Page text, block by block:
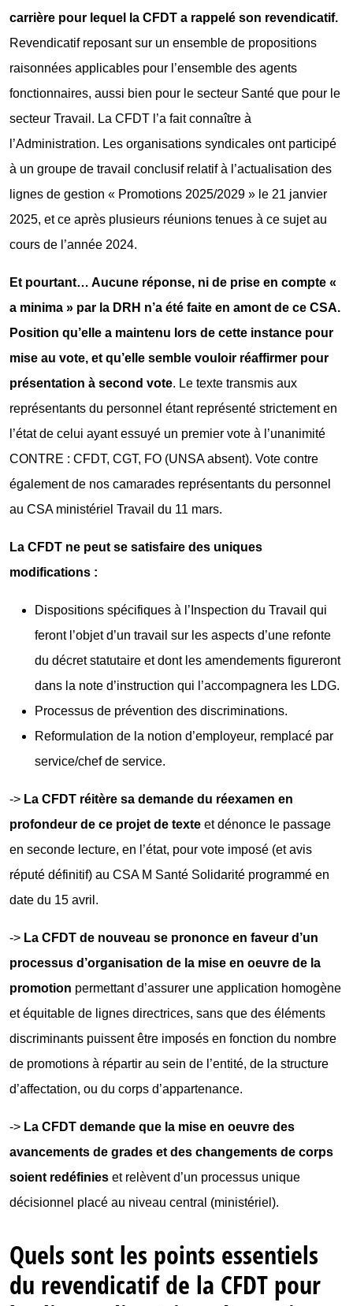
carrière pour lequel la CFDT a rappelé son revendicatif.
Revendicatif reposant sur un ensemble de propositions
raisonnées applicables pour l’ensemble des agents
fonctionnaires, aussi bien pour le secteur Santé que pour le
secteur Travail. La CFDT l’a fait connaître à
l’Administration. Les organisations syndicales ont participé
à un groupe de travail conclusif relatif à l’actualisation des
lignes de gestion « Promotions 2025/2029 » le 21 janvier
2025, et ce après plusieurs réunions tenues à ce sujet au
cours de l’année 2024.
Et pourtant… Aucune réponse, ni de prise en compte «
a minima » par la DRH n’a été faite en amont de ce CSA.
Position qu’elle a maintenu lors de cette instance pour
mise au vote, et qu’elle semble vouloir réaffirmer pour
présentation à second vote. Le texte transmis aux
représentants du personnel étant représenté strictement en
l’état de celui ayant essuyé un premier vote à l’unanimité
CONTRE : CFDT, CGT, FO (UNSA absent). Vote contre
également de nos camarades représentants du personnel
au CSA ministériel Travail du 11 mars.
La CFDT ne peut se satisfaire des uniques
modifications :
Dispositions spécifiques à l’Inspection du Travail qui
feront l’objet d’un travail sur les aspects d’une refonte
du décret statutaire et dont les amendements figureront
dans la note d’instruction qui l’accompagnera les LDG.
Processus de prévention des discriminations.
Reformulation de la notion d’employeur, remplacé par
service/chef de service.
-> La CFDT réitère sa demande du réexamen en
profondeur de ce projet de texte et dénonce le passage
en seconde lecture, en l’état, pour vote imposé (et avis
réputé définitif) au CSA M Santé Solidarité programmé en
date du 15 avril.
-> La CFDT de nouveau se prononce en faveur d’un
processus d’organisation de la mise en oeuvre de la
promotion permettant d’assurer une application homogène
et équitable de lignes directrices, sans que des éléments
discriminants puissent être imposés en fonction du nombre
de promotions à répartir au sein de l’entité, de la structure
d’affectation, ou du corps d’appartenance.
-> La CFDT demande que la mise en oeuvre des
avancements de grades et des changements de corps
soient redéfinies et relèvent d’un processus unique
décisionnel placé au niveau central (ministériel).
Quels sont les points essentiels
du revendicatif de la CFDT pour